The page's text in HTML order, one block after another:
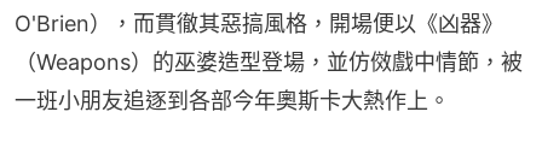
O'Brien），而貫徹其惡搞風格，開場便以《凶器》
（Weapons）的巫婆造型登場，並仿傚戲中情節，被
一班小朋友追逐到各部今年奧斯卡大熱作上。